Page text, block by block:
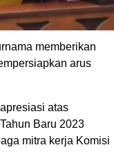
memberikan
arus
atas
Baru 2023
mitra kerja Komisi